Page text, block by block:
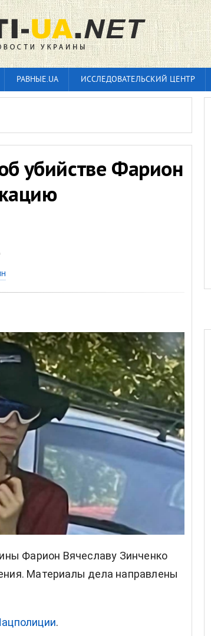
РАВНЫЕ.UA ИССЛЕДОВАТЕЛЬСКИЙ ЦЕНТР
убийстве Фарион
Фарион Вячеславу Зинченко
Материалы дела направлены
.